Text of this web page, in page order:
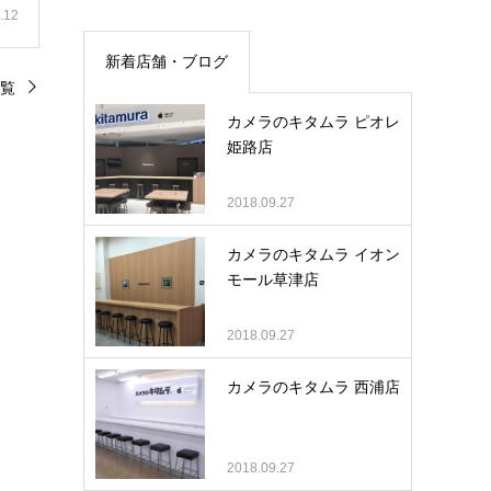
新着店舗・ブログ
カメラのキタムラ ピオレ
姫路店
2018.09.27
カメラのキタムラ イオン
モール草津店
2018.09.27
カメラのキタムラ 西浦店
2018.09.27